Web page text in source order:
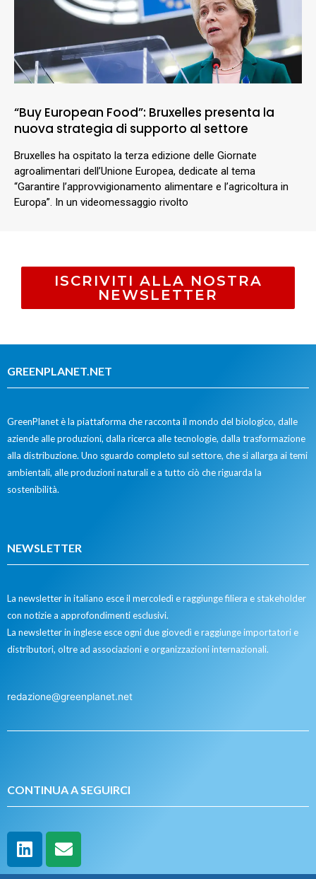
“Buy European Food”: Bruxelles presenta la
nuova strategia di supporto al settore
Bruxelles ha ospitato la terza edizione delle Giornate
agroalimentari dell’Unione Europea, dedicate al tema
“Garantire l’approvvigionamento alimentare e l’agricoltura in
Europa”. In un videomessaggio rivolto
ISCRIVITI ALLA NOSTRA
NEWSLETTER
GREENPLANET.NET
GreenPlanet è la piattaforma che racconta il mondo del biologico, dalle
aziende alle produzioni, dalla ricerca alle tecnologie, dalla trasformazione
alla distribuzione. Uno sguardo completo sul settore, che si allarga ai temi
ambientali, alle produzioni naturali e a tutto ciò che riguarda la
sostenibilità.
NEWSLETTER
La newsletter in italiano esce il mercoledì e raggiunge filiera e stakeholder
con notizie a approfondimenti esclusivi.
La newsletter in inglese esce ogni due giovedì e raggiunge importatori e
distributori, oltre ad associazioni e organizzazioni internazionali.
redazione@greenplanet.net
CONTINUA A SEGUIRCI